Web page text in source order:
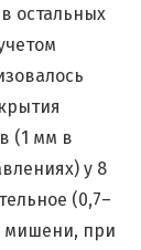
остальных
(1 мм в
у 8
(0,7–
мишени, при